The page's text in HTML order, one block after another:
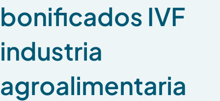
bonificados IVF
industria
agroalimentaria